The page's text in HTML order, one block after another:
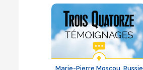
Marie-Pierre Moscou, Russie